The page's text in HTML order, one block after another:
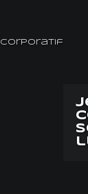
Corporatif